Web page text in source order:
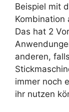
Beispiel mit
Kombination
Das hat 2
anderen,
immer noch
ihr nutzen